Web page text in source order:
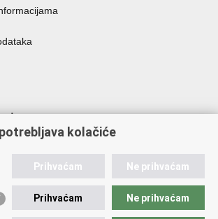
poslova
kolačiće
Prihvaćam Ne prihvaćam
Prihvaćam Ne prihvaćam